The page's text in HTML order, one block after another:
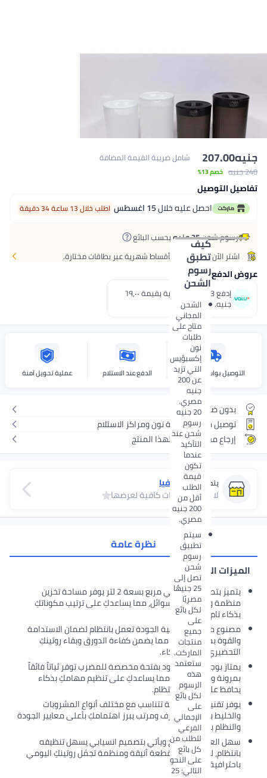
207.00
خصم 13%
شامل ضريبة القيمة المضافة
التوصيل
احصل عليه خلال15 اغسطس اطلب خلال 13 ساعة 34 دقيقة
رسوم شحن25 جنيه بحسب البائع كيف
تطبق
رسوم
الشحن
الشحن
المجاني
متاح على
نون
إكسبؤيس
التي تزيد
عن 200
مصري.
20 جنيه
رسوم
شحن عند
التأكيد
عندما
الطلب
أقل من
200 جنيه
مصري.
سيتم
تطبيق
رسوم
شحن
تصل إلى
25 جنيهًا
مصريًا
لكل بائع
على
جميع
منتجات
الماركت.
ستعتمد
هذه
الرسوم
لكل بائع
على
الإجمالي
الفرعي
للطلب من
كل بائع
على النحو
التالي: 25
اشتر الآن وادفع لاحقًا بأقساط شهرية عبر بطاقات مختارة.
الدفع
إدفع 3 اقساط شهرية بقيمة ٦٩٫٠٠
جنيه.
التوصيل بواسطة نوون الدفع عند الاستلام عملية تحويل آمنة
بدون ضمان
توصيل مجاني لنقطة نون ومراكز الاستلام
إرجاع مجاني ومريح لهذا المنتج
يتم البيع عبرتريفيا
لا توجد تقييمات كافية لعرضها
نظرة عامة
الأساسية
يتميز بتصميم هندسي مربع بسعة 2 لتر يوفر مساحة تخزين
منظمة واحترافية للسوائل، مما يساعدكِ على ترتيب مكوناتكِ
بذكاء تام وبانتظام.
مصنوع من خامات عالية الجودة تعمل بانتظام لضمان الاستدامة
والقوة بمرونة عالية، مما يضمن كفاءة الدورق وبقاء روتينكِ
التحضيري منظماً بذكاء.
يمتاز بوجود غطاء مزود بفتحة مخصصة للمضرب توفر ثباتاً فائقاً
بمرونة ومنعاً للتناثر، مما يساعدكِ على تنظيم مهامكِ بذكاء
يحافظ على النظام بانتظام.
يوفر تقنية صب عصرية تتناسب مع مختلف أنواع المشروبات
والخليط بأسلوب محترف ومرتب يبرز اهتمامكِ بأعلى معايير الجودة
والنظام بانتظام.
سهل العناية والمسح ويأتي بتصميم انسيابي يسهل تنظيفه
بانتظام، ليبقى دائماً قطعة أنيقة ومنظمة تجمّل روتينكِ اليومي
باحترافية تامة.